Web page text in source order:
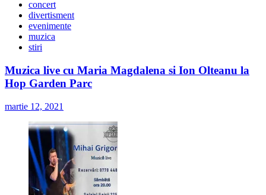
concert
divertisment
evenimente
muzica
stiri
Muzica live cu Maria Magdalena si Ion Olteanu la
Hop Garden Parc
martie 12, 2021